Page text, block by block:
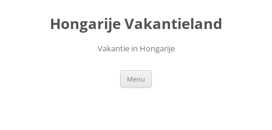
Hongarije Vakantieland
Vakantie in Hongarije
Menu